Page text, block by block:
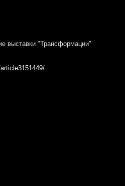
выставки "Трансформации"